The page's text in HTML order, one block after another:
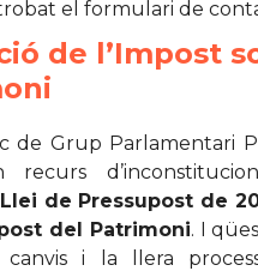
el formulari de
de l’Impost
de Grup Parlamentari
recurs
Llei de Pressupost de
del Patrimoni. I
canvis i la llera